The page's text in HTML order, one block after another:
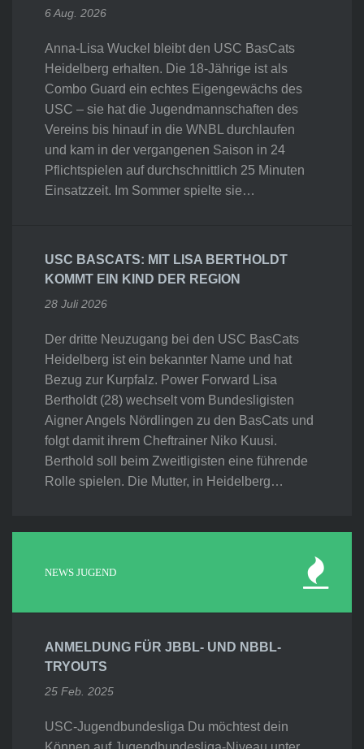
6 Aug. 2026
Anna-Lisa Wuckel bleibt den USC BasCats
Heidelberg erhalten. Die 18-Jährige ist als
Combo Guard ein echtes Eigengewächs des
USC – sie hat die Jugendmannschaften des
Vereins bis hinauf in die WNBL durchlaufen
und kam in der vergangenen Saison in 24
Pflichtspielen auf durchschnittlich 25 Minuten
Einsatzzeit. Im Sommer spielte sie…
USC BASCATS: MIT LISA BERTHOLDT
KOMMT EIN KIND DER REGION
28 Juli 2026
Der dritte Neuzugang bei den USC BasCats
Heidelberg ist ein bekannter Name und hat
Bezug zur Kurpfalz. Power Forward Lisa
Bertholdt (28) wechselt vom Bundesligisten
Aigner Angels Nördlingen zu den BasCats und
folgt damit ihrem Cheftrainer Niko Kuusi.
Berthold soll beim Zweitligisten eine führende
Rolle spielen. Die Mutter, in Heidelberg…
NEWS JUGEND
ANMELDUNG FÜR JBBL- UND NBBL-
TRYOUTS
25 Feb. 2025
USC-Jugendbundesliga Du möchtest dein